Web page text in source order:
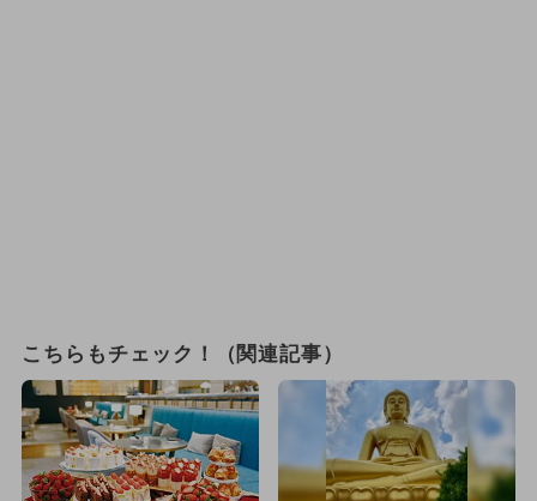
こちらもチェック！（関連記事）